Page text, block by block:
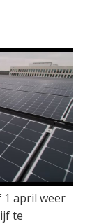
april weer
te